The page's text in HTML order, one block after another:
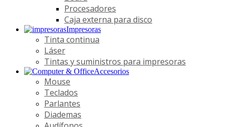
Procesadores
Caja externa para disco
Impresoras
Tinta continua
Láser
Tintas y suministros para impresoras
Accesorios
Mouse
Teclados
Parlantes
Diademas